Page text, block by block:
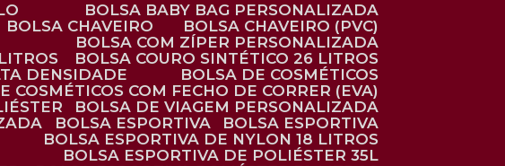
BOLSA BABY BAG PERSONALIZADA
BOLSA CHAVEIRO
BOLSA CHAVEIRO (PVC)
BOLSA COM ZÍPER PERSONALIZADA
BOLSA COURO SINTÉTICO 26 LITROS
DENSIDADE
BOLSA DE COSMÉTICOS
COSMÉTICOS COM FECHO DE CORRER (EVA)
BOLSA DE VIAGEM PERSONALIZADA
BOLSA ESPORTIVA
BOLSA ESPORTIVA
BOLSA ESPORTIVA DE NYLON 18 LITROS
BOLSA ESPORTIVA DE POLIÉSTER 35L